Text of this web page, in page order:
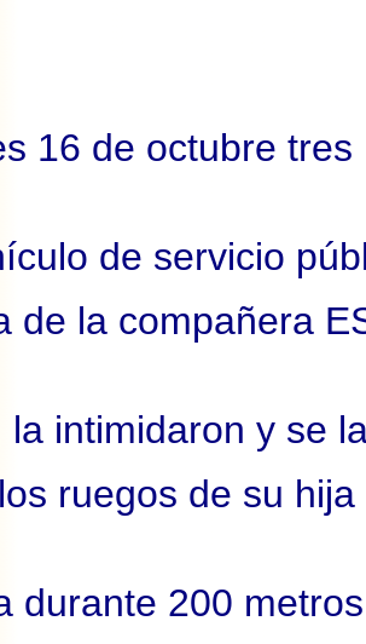
16 de octubre
de servicio
de la compañera
la intimidaron y se
ruegos de su
durante 200